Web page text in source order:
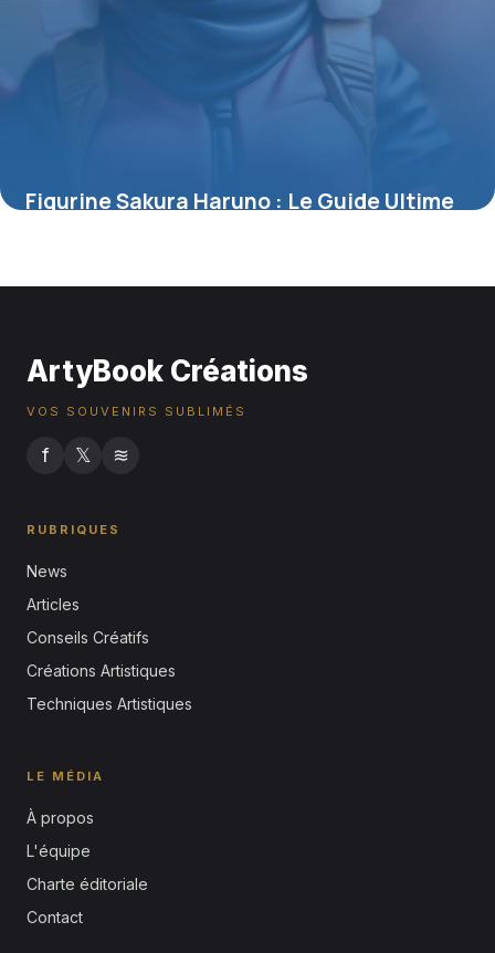
Figurine Sakura Haruno : Le Guide Ultime
ArtyBook Créations
VOS SOUVENIRS SUBLIMÉS
f 𝕏 ≋
RUBRIQUES
News
Articles
Conseils Créatifs
Créations Artistiques
Techniques Artistiques
LE MÉDIA
À propos
L'équipe
Charte éditoriale
Contact